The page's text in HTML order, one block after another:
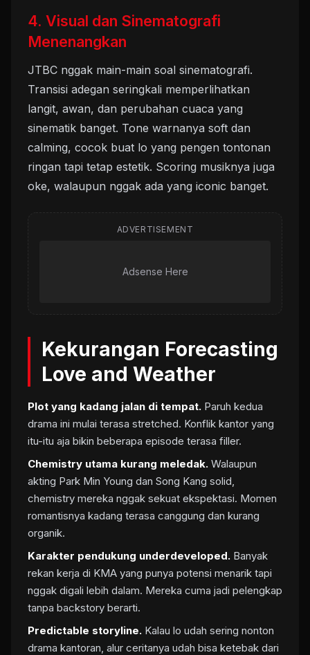
4. Visual dan Sinematografi
Menenangkan
JTBC nggak main-main soal sinematografi.
Transisi adegan seringkali memperlihatkan
langit, awan, dan perubahan cuaca yang
sinematik banget. Tone warnanya soft dan
calming, cocok buat lo yang pengen tontonan
ringan tapi tetap estetik. Scoring musiknya juga
oke, walaupun nggak ada yang iconic banget.
ADVERTISEMENT
Adsense Here
Kekurangan Forecasting
Love and Weather
Plot yang kadang jalan di tempat. Paruh kedua
drama ini mulai terasa stretched. Konflik kantor yang
itu-itu aja bikin beberapa episode terasa filler.
Chemistry utama kurang meledak. Walaupun
akting Park Min Young dan Song Kang solid,
chemistry mereka nggak sekuat ekspektasi. Momen
romantisnya kadang terasa canggung dan kurang
organik.
Karakter pendukung underdeveloped. Banyak
rekan kerja di KMA yang punya potensi menarik tapi
nggak digali lebih dalam. Mereka cuma jadi pelengkap
tanpa backstory berarti.
Predictable storyline. Kalau lo udah sering nonton
drama kantoran, alur ceritanya udah bisa ketebak dari